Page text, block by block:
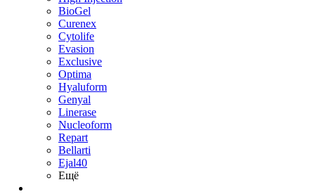
BioGel
Curenex
Cytolife
Evasion
Exclusive
Optima
Hyaluform
Genyal
Linerase
Nucleoform
Repart
Bellarti
Ejal40
Ещё